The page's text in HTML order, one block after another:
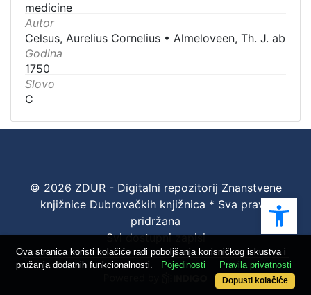
medicine
Autor
Celsus, Aurelius Cornelius • Almeloveen, Th. J. ab
Godina
1750
Slovo
C
© 2026 ZDUR - Digitalni repozitorij Znanstvene
knjižnice Dubrovačkih knjižnica * Sva prava
pridržana
Svi dostupni zapisi
Ova stranica koristi kolačiće radi poboljšanja korisničkog iskustva i
pružanja dodatnih funkcionalnosti.
Pojedinosti Pravila privatnosti
Dopusti kolačiće